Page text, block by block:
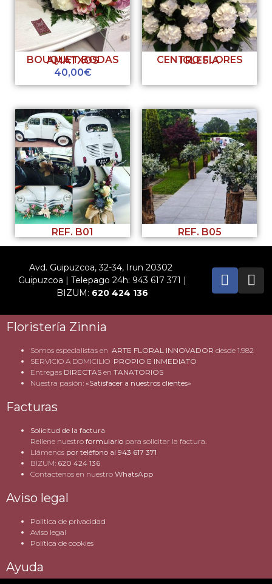
BOUQUET BODAS AMATXOS
40,00€
CENTRO FLORES IGLESIA
REF. B01 REF. B05
Avd. Guipuzcoa, 32-34, Irun 20302
Guipuzcoa | Telepago 24h: 943 617 371 |
BIZUM: 620 424 136
Floristería Zinnia
Somos especialistas en ARTE FLORAL INNOVADOR desde 1.982
SERVICIO A DOMICILIO PROPIO E INMEDIATO
Entregas DIRECTAS en TANATORIOS
Nuestra pasión: «Satisfacer a nuestros clientes»
Facturas
Solicitud de la factura
Rellene nuestro formulario para solicitar la factura.
Llámenos por teléfono al 943 617 371
BIZUM: 620 424 136
Contactenos en nuestro WhatsApp
Aviso legal
Politica de privacidad
Aviso legal
Política de cookies
Ayuda